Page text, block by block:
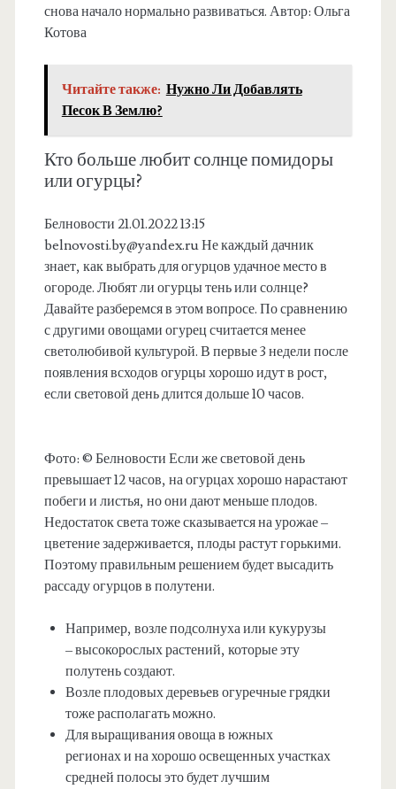
снова начало нормально развиваться. Автор: Ольга
Котова
Читайте также: Нужно Ли Добавлять
Песок В Землю?
Кто больше любит солнце помидоры
или огурцы?
Белновости 21.01.2022 13:15
belnovosti.by@yandex.ruНе каждый дачник
знает, как выбрать для огурцов удачное место в
огороде. Любят ли огурцы тень или солнце?
Давайте разберемся в этом вопросе. По сравнению
с другими овощами огурец считается менее
светолюбивой культурой. В первые 3 недели после
появления всходов огурцы хорошо идут в рост,
если световой день длится дольше 10 часов.
Фото: © Белновости Если же световой день
превышает 12 часов, на огурцах хорошо нарастают
побеги и листья, но они дают меньше плодов.
Недостаток света тоже сказывается на урожае –
цветение задерживается, плоды растут горькими.
Поэтому правильным решением будет высадить
рассаду огурцов в полутени.
Например, возле подсолнуха или кукурузы
– высокорослых растений, которые эту
полутень создают.
Возле плодовых деревьев огуречные грядки
тоже располагать можно.
Для выращивания овоща в южных
регионах и на хорошо освещенных участках
средней полосы это будет лучшим